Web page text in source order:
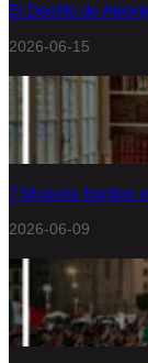
El Desfile de
2026-06-15
7 Museos bonitos
2026-06-09